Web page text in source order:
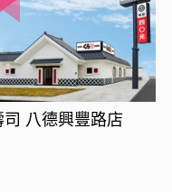
司 八德興豐路店